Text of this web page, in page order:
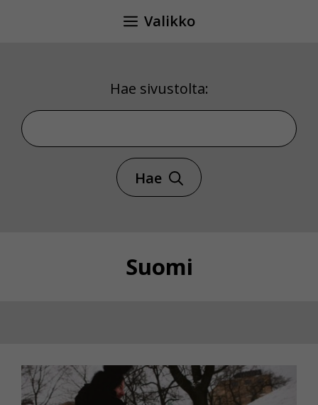
Valikko
Hae sivustolta:
Hae sivustolta
Hae
Suomi